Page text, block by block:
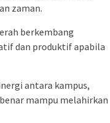
zaman.
berkembang
dan produktif apabila
antara kampus,
mampu melahirkan